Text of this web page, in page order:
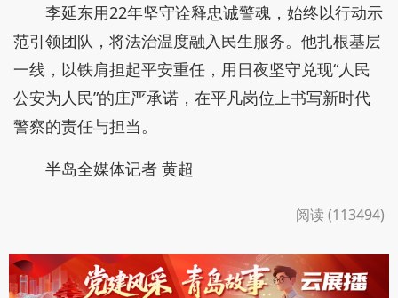
李延东用22年坚守诠释忠诚警魂，始终以行动示
范引领团队，将法治温度融入民生服务。他扎根基层